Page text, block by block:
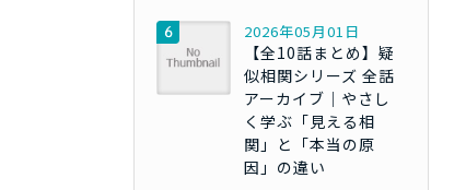
2026年05月01日
【全10話まとめ】疑
似相関シリーズ 全話
アーカイブ｜やさし
く学ぶ「見える相
関」と「本当の原
因」の違い